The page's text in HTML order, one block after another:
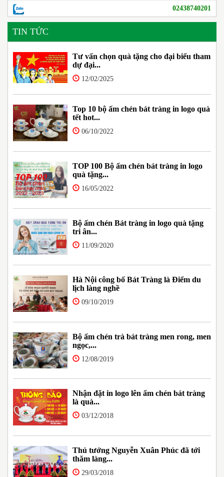
02438740201
TIN TỨC
Tư vấn chọn quà tặng cho đại biểu tham
dự đại...
12/02/2025
Top 10 bộ ấm chén bát tràng in logo quà
tết hot...
06/10/2022
TOP 100 Bộ ấm chén bát tràng in logo
quà tặng...
16/05/2022
Bộ ấm chén Bát tràng in logo quà tặng
tri ân...
11/09/2020
Hà Nội công bố Bát Tràng là Điểm du
lịch làng nghề
09/10/2019
Bộ ấm chén trà bát tràng men rong, men
ngọc,...
12/08/2019
Nhận đặt in logo lên ấm chén bát tràng
là quà...
03/12/2018
Thủ tướng Nguyễn Xuân Phúc đã tới
thăm làng...
29/03/2018